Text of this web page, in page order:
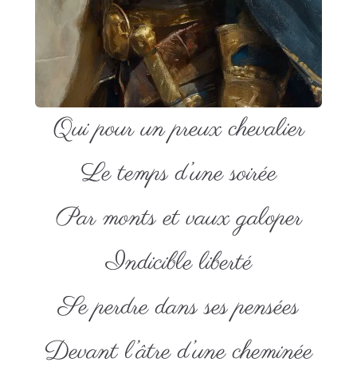
Qui pour un preux chevalier
Le temps d’une soirée
Par monts et vaux galoper
Indicible liberté
Se perdre dans ses pensées
Devant l’âtre d’une cheminée